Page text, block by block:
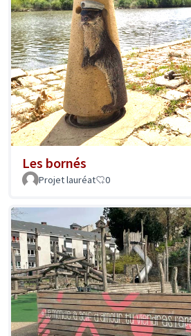
Les bornés
Projet lauréat 0